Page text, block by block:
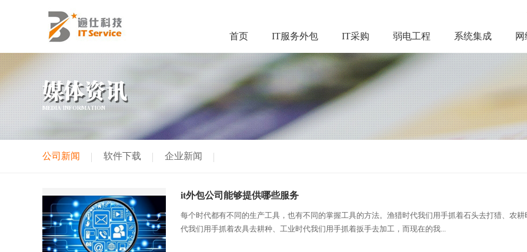
首页 IT服务外包 IT采购 弱电工程 系统集成
媒体资讯
MEDIA INFORMATION
公司新闻 软件下载 企业新闻
it外包公司能够提供哪些服务
每个时代都有不同的生产工具，也有不同的掌握工具的方法。渔猎时代我们用手抓着石头去打猎、农耕
代我们用手抓着农具去耕种、工业时代我们用手抓着扳手去加工，而现在的我...